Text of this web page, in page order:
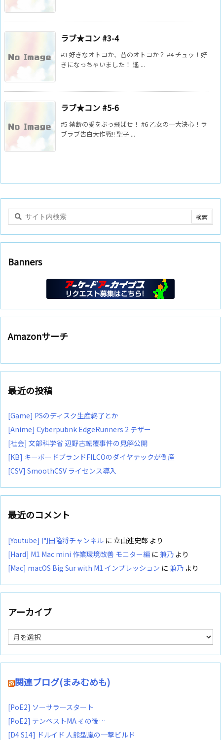
ラブ★コン #3-4
#3 好きなオトコか、昔のオトコか？ #4 チュッ！好
きになっちゃいました！ 遙 ...
ラブ★コン #5-6
#5 禁断の愛をぶっ飛ばせ！ #6 乙女の一大決心！ラ
ブラブ告白大作戦!! 聖子 ...
Banners
Amazonサーチ
最近の投稿
[Game] PSのディスク生産終了とか
[Anime] Cyberpubnk EdgeRunners 2 テザー
[社会] 文部科学省 辺野古転覆事件の見解公開
[KB] キーボードブランドFILCOのダイヤテックが倒産
[CSV] SmoothCSV ライセンス導入
最近のコメント
[Youtube] 門田隆将チャンネル に 立山連史郎 より
[Hard] M1 Mac mini 作業環境改善 モニター編 に 兼乃 より
[Mac] macOS Big Sur with M1 インプレッション に 兼乃 より
アーカイブ
ア
ー
カ
イ
関連ブログ(まみむめも)
[PoE2] ソーサラースタート
[PoE2] テンペストMA その後…
[D4 S14] ドルイド 人熊型嵐の一撃ビルド